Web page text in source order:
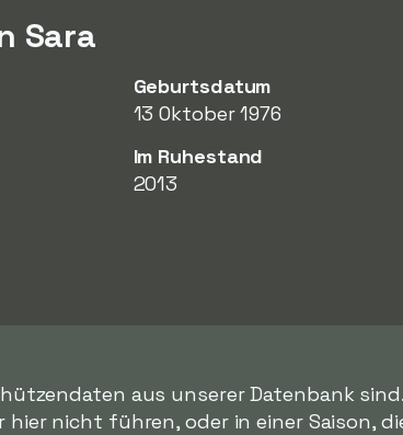
Sara
Geburtsdatum
13 Oktober 1976
Im Ruhestand
2013
aus unserer Datenbank
nicht führen, oder in einer Saison,